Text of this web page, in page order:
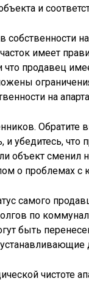
и
имеет
что продавец
на
Обратите
и убедитесь,
объект сменил
о проблемах с
самого
по
быть
чистоте